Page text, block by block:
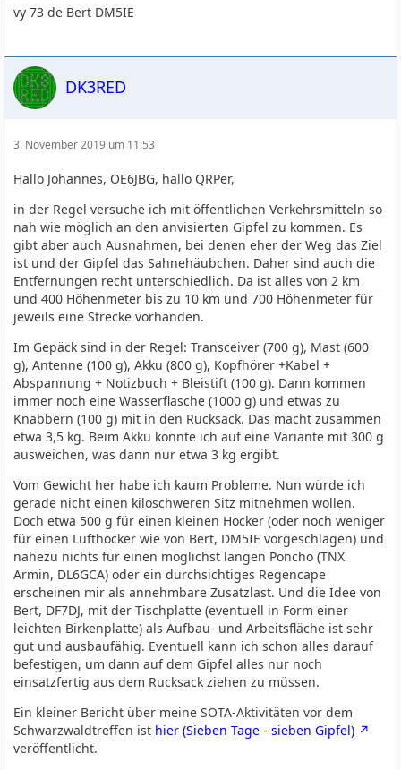
vy 73 de Bert DM5IE
DK3RED
3. November 2019 um 11:53
Hallo Johannes, OE6JBG, hallo QRPer,
in der Regel versuche ich mit öffentlichen Verkehrsmitteln so
nah wie möglich an den anvisierten Gipfel zu kommen. Es
gibt aber auch Ausnahmen, bei denen eher der Weg das Ziel
ist und der Gipfel das Sahnehäubchen. Daher sind auch die
Entfernungen recht unterschiedlich. Da ist alles von 2 km
und 400 Höhenmeter bis zu 10 km und 700 Höhenmeter für
jeweils eine Strecke vorhanden.
Im Gepäck sind in der Regel: Transceiver (700 g), Mast (600
g), Antenne (100 g), Akku (800 g), Kopfhörer +Kabel +
Abspannung + Notizbuch + Bleistift (100 g). Dann kommen
immer noch eine Wasserflasche (1000 g) und etwas zu
Knabbern (100 g) mit in den Rucksack. Das macht zusammen
etwa 3,5 kg. Beim Akku könnte ich auf eine Variante mit 300 g
ausweichen, was dann nur etwa 3 kg ergibt.
Vom Gewicht her habe ich kaum Probleme. Nun würde ich
gerade nicht einen kiloschweren Sitz mitnehmen wollen.
Doch etwa 500 g für einen kleinen Hocker (oder noch weniger
für einen Lufthocker wie von Bert, DM5IE vorgeschlagen) und
nahezu nichts für einen möglichst langen Poncho (TNX
Armin, DL6GCA) oder ein durchsichtiges Regencape
erscheinen mir als annehmbare Zusatzlast. Und die Idee von
Bert, DF7DJ, mit der Tischplatte (eventuell in Form einer
leichten Birkenplatte) als Aufbau- und Arbeitsfläche ist sehr
gut und ausbaufähig. Eventuell kann ich schon alles darauf
befestigen, um dann auf dem Gipfel alles nur noch
einsatzfertig aus dem Rucksack ziehen zu müssen.
Ein kleiner Bericht über meine SOTA-Aktivitäten vor dem
Schwarzwaldtreffen ist hier (Sieben Tage - sieben Gipfel)
veröffentlicht.